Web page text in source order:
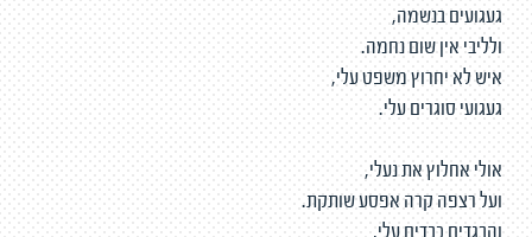
געגועים בנשמה,
ולליבי אין שום נחמה.
איש לא יחרוץ משפט עלי,
געגועי סוגרים עלי.
אולי אחלוץ את נעלי,
ועל רצפה קרה אפסע שותקת.